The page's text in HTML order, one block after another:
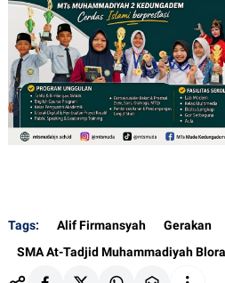
Tags: Alif Firmansyah Gerakan
SMA At-Tadjid Muhammadiyah Blora